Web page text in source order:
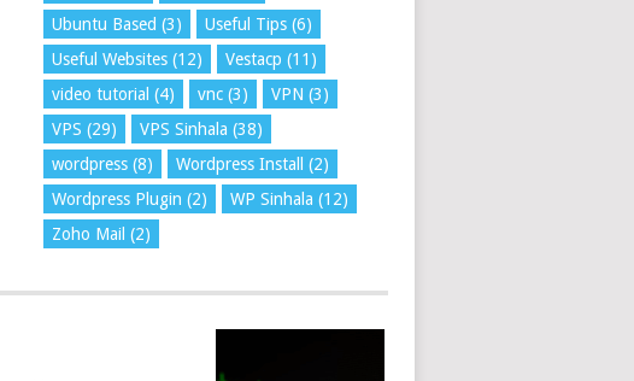
Ubuntu Based (3) Useful Tips (6)
Useful Websites (12) Vestacp (11)
video tutorial (4) vnc (3) VPN (3)
VPS (29) VPS Sinhala (38)
wordpress (8) Wordpress Install
(2)
Wordpress Plugin (2) WP Sinhala (12)
Zoho Mail (2)